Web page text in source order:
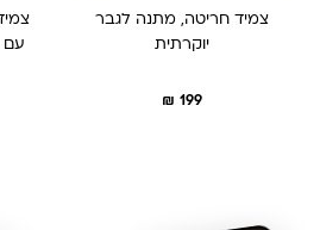
צמיד חריטה, מתנה לגבר
יוקרתית
₪ 199
עם